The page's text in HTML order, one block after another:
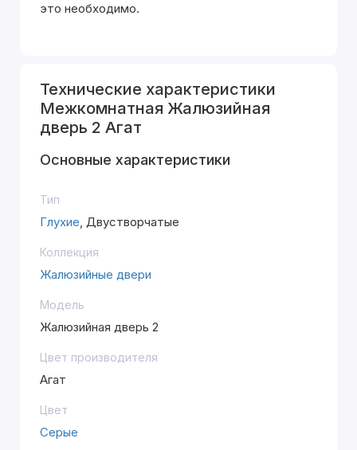
это необходимо.
Технические характеристики
Межкомнатная Жалюзийная
дверь 2 Агат
Основные характеристики
Тип
Глухие, Двустворчатые
Коллекция
Жалюзийные двери
Модель
Жалюзийная дверь 2
Цвет производителя
Агат
Цвет
Серые